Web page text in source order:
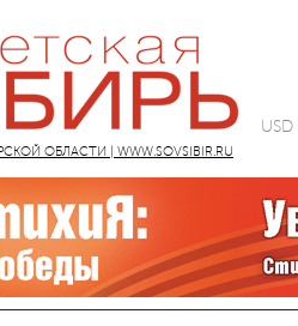
ОБЛАСТИ | WWW.SOVSIBIR.RU